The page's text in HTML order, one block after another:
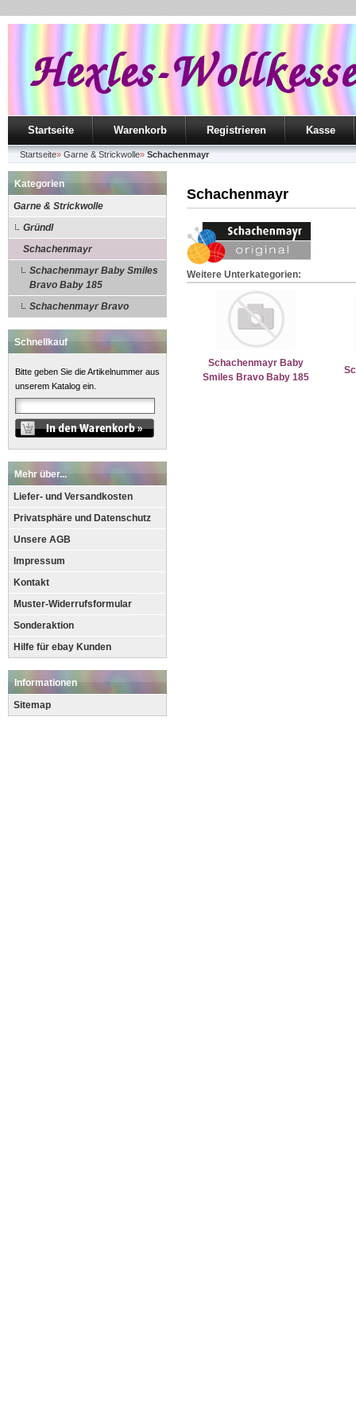
Startseite Warenkorb Registrieren Kasse
Startseite» Garne & Strickwolle» Schachenmayr
Kategorien
Garne & Strickwolle
Gründl
Schachenmayr
Schachenmayr Baby Smiles
Bravo Baby 185
Schachenmayr Bravo
Schnellkauf
Bitte geben Sie die Artikelnummer aus
unserem Katalog ein.
Mehr über...
Liefer- und Versandkosten
Privatsphäre und Datenschutz
Unsere AGB
Impressum
Kontakt
Muster-Widerrufsformular
Sonderaktion
Hilfe für ebay Kunden
Informationen
Sitemap
Schachenmayr
Weitere Unterkategorien:
Schachenmayr Baby
Smiles Bravo Baby 185